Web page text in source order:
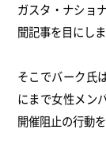
ガスタ・ナショ
聞記事を目にしま
そこでバーク氏
にまで女性メン
開催阻止の行動